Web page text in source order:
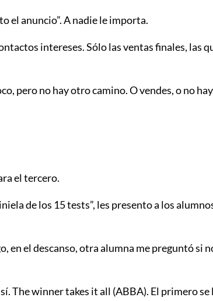
el anuncio”. A nadie le importa.
intereses. Sólo las ventas finales, las
pero no hay otro camino. O vendes, o no
el tercero.
de los 15 tests”, les presento a los
en el descanso, otra alumna me preguntó si
The winner takes it all (ABBA). El primero